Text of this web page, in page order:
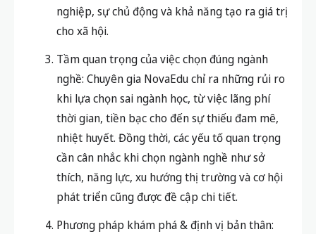
nghiệp, sự chủ động và khả năng tạo ra giá trị
cho xã hội.
Tầm quan trọng của việc chọn đúng ngành
nghề: Chuyên gia NovaEdu chỉ ra những rủi ro
khi lựa chọn sai ngành học, từ việc lãng phí
thời gian, tiền bạc cho đến sự thiếu đam mê,
nhiệt huyết. Đồng thời, các yếu tố quan trọng
cần cân nhắc khi chọn ngành nghề như sở
thích, năng lực, xu hướng thị trường và cơ hội
phát triển cũng được đề cập chi tiết.
Phương pháp khám phá & định vị bản thân: